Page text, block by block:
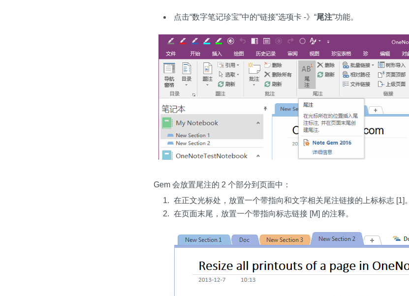
点击“数字笔记珍宝”中的“链接”选项卡 -》“尾注”功能。
Gem 会放置尾注的 2 个部分到页面中：
在正文光标处，放置一个带指向和文字相关尾注链接的上标标志 [1]。
在页面末尾，放置一个带指向标志链接 [M] 的注释。